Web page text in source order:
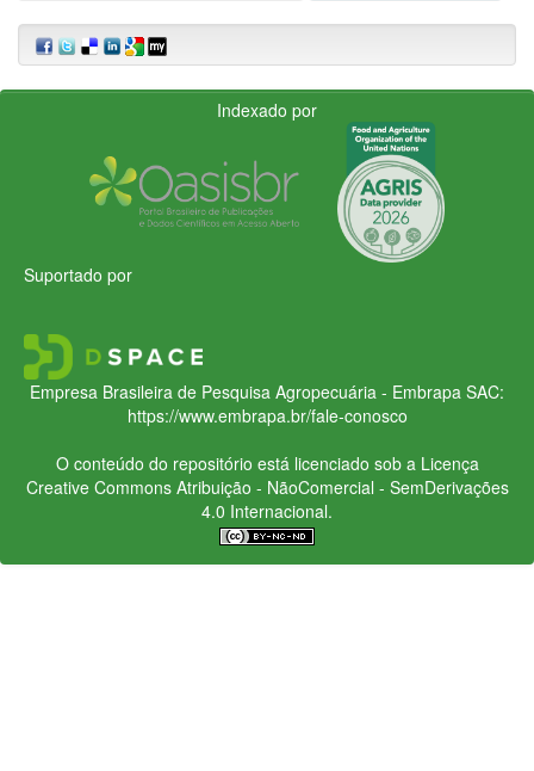
Indexado por
Suportado por
Empresa Brasileira de Pesquisa Agropecuária - Embrapa SAC:
https://www.embrapa.br/fale-conosco
O conteúdo do repositório está licenciado sob a Licença
Creative CommonsAtribuição - NãoComercial - SemDerivações
4.0 Internacional.